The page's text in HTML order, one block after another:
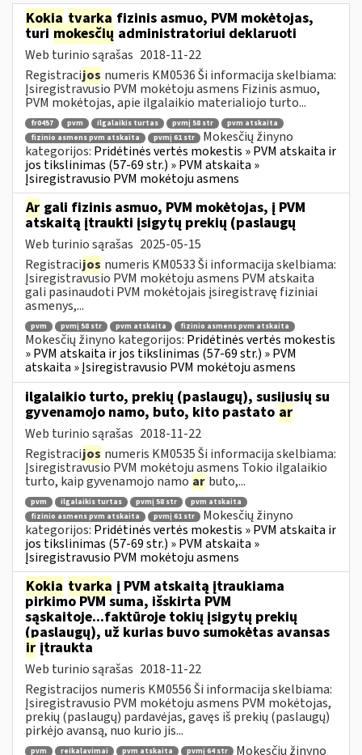
Kokia tvarka fizinis asmuo, PVM mokėtojas,
turimokesčių administratoriui deklaruoti
Web turinio sąrašas 2018-11-22
Registracijos numeris KM0536 Ši informacija skelbiama:
Įsiregistravusio PVM mokėtoju asmens Fizinis asmuo,
PVM mokėtojas, apie ilgalaikio materialiojo turto...
fr0457 pvm ilgalaikis turtas pvmį 58 str
pvm atskaita
fizinio asmens pvm atskaita
pvmį 61 str
Mokesčių žinyno
kategorijos: Pridėtinės vertės mokestis » PVM atskaita ir
jos tikslinimas (57-69 str.) » PVM atskaita »
Įsiregistravusio PVM mokėtoju asmens
Ar gali fizinis asmuo, PVM mokėtojas, į PVM
atskaitą įtraukti įsigytų prekių (paslaugų
Web turinio sąrašas 2025-05-15
Registracijos numeris KM0533 Ši informacija skelbiama:
Įsiregistravusio PVM mokėtoju asmens PVM atskaita
gali pasinaudoti PVM mokėtojais įsiregistravę fiziniai
asmenys,...
pvm pvmį 58 str pvm atskaita fizinio asmens pvm atskaita
Mokesčių žinyno kategorijos: Pridėtinės vertės mokestis
» PVM atskaita ir jos tikslinimas (57-69 str.) » PVM
atskaita » Įsiregistravusio PVM mokėtoju asmens
ilgalaikio turto, prekių (paslaugų), susijusių su
gyvenamojo namo, buto, kito pastato ar
Web turinio sąrašas 2018-11-22
Registracijos numeris KM0535 Ši informacija skelbiama:
Įsiregistravusio PVM mokėtoju asmens Tokio ilgalaikio
turto, kaip gyvenamojo namo ar buto,...
pvm ilgalaikis turtas pvmį 58 str
pvm atskaita
fizinio asmens pvm atskaita
pvmį 61 str
Mokesčių žinyno
kategorijos: Pridėtinės vertės mokestis » PVM atskaita ir
jos tikslinimas (57-69 str.) » PVM atskaita »
Įsiregistravusio PVM mokėtoju asmens
Kokia tvarka į PVM atskaitą įtraukiama
pirkimo PVM suma, išskirta PVM
sąskaitoje...faktūroje tokių įsigytų prekių
(paslaugų), už kurias buvo sumokėtas avansas
ir įtraukta
Web turinio sąrašas 2018-11-22
Registracijos numeris KM0556 Ši informacija skelbiama:
Įsiregistravusio PVM mokėtoju asmens PVM mokėtojas,
prekių (paslaugų) pardavėjas, gavęs iš prekių (paslaugų)
pirkėjo avansą, nuo kurio jis...
pvm reikalavimai pvm atskaita pvmį 64 str Mokesčių žinyno